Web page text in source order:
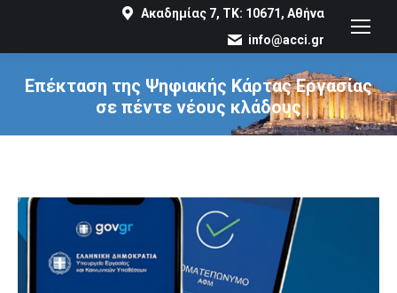
Ακαδημίας 7, ΤΚ: 10671, Αθήνα
info@acci.gr
Επέκταση της Ψηφιακής Κάρτας Εργασίας
σε πέντε νέους κλάδους
You are here: